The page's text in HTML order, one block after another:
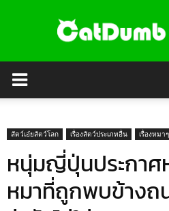
สัตว์เอ๋ยสัตว์โลก เรื่องสัตว์ประเภทอื่น เรื่องหมาๆ
หนุ่มญี่ปุ่นประกาศ
หมาที่ถูกพบข้าง